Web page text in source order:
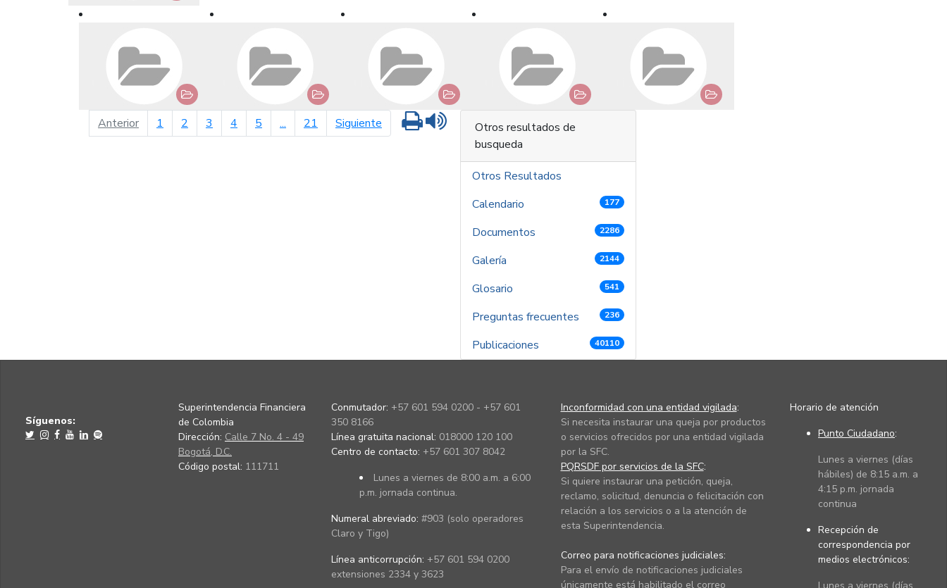
Anteriorpágina anterior
1 2 3 4 5 ... 21 Siguiente página siguiente
Imprimir
Otros resultados de
busqueda
Otros Resultados
Calendario
177
Documentos 2286
Galería 2144
Glosario 541
Preguntas frecuentes 236
Publicaciones 40110
Síguenos:
Superintendencia Financiera
de Colombia
Dirección: Calle 7 No. 4 - 49
Bogotá, D.C.
Código postal: 111711
Conmutador: +57 601 594 0200 - +57 601
350 8166
Línea gratuita nacional: 018000 120 100
Centro de contacto: +57 601 307 8042
Lunes a viernes de 8:00 a.m. a 6:00
p.m. jornada continua.
Numeral abreviado: #903 (solo operadores
Claro y Tigo)
Línea anticorrupción: +57 601 594 0200
extensiones 2334 y 3623
Inconformidad con una entidad vigilada:
Si necesita instaurar una queja por productos
o servicios ofrecidos por una entidad vigilada
por la SFC.
PQRSDF por servicios de la SFC:
Si quiere instaurar una petición, queja,
reclamo, solicitud, denuncia o felicitación con
relación a los servicios o a la atención de
esta Superintendencia.
Correo para notificaciones judiciales:
Para el envío de notificaciones judiciales
únicamente está habilitado el correo
Horario de atención
Punto Ciudadano:
Lunes a viernes (días
hábiles) de 8:15 a.m. a
4:15 p.m. jornada
continua
Recepción de
correspondencia por
medios electrónicos: